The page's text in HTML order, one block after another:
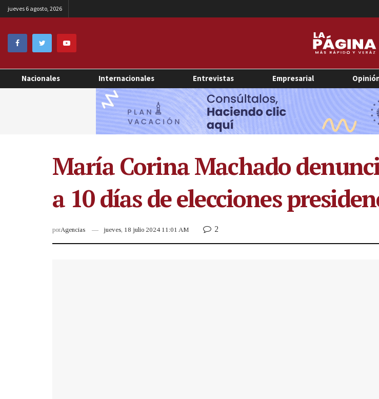
jueves 6 agosto, 2026
Nacionales Internacionales Entrevistas Empresarial
María Corina Machado
a 10 días de elecciones
porAgencias jueves, 18 julio 2024 11:01 AM 2